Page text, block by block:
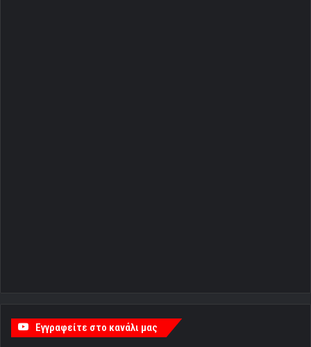
Εγγραφείτε στο κανάλι μας